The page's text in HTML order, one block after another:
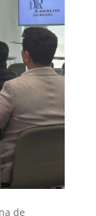
de